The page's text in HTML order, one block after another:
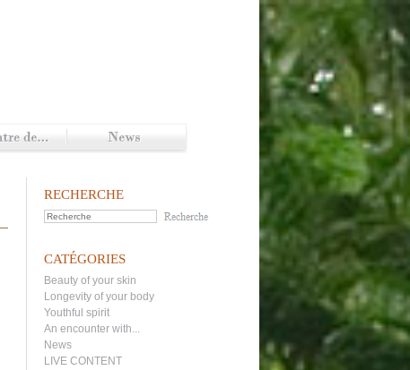
RECHERCHE
CATÉGORIES
Beauty of your skin
Longevity of your body
Youthful spirit
An encounter with...
News
LIVE CONTENT